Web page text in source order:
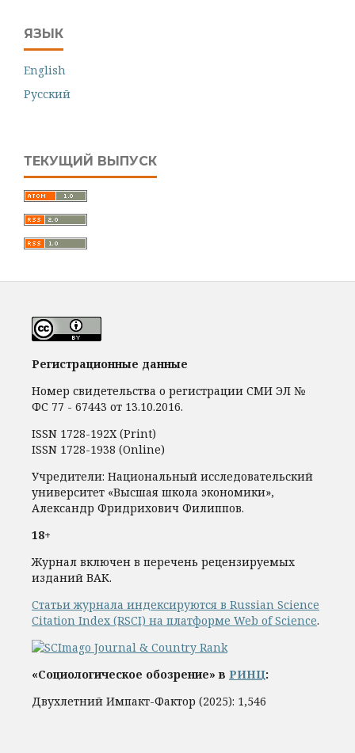
ЯЗЫК
English
Русский
ТЕКУЩИЙ ВЫПУСК
Регистрационные данные
Номер свидетельства о регистрации СМИ ЭЛ №
ФС 77 - 67443 от 13.10.2016.
ISSN 1728-192Х (Print)
ISSN 1728-1938 (Online)
Учредители: Национальный исследовательский
университет «Высшая школа экономики»,
Александр Фридрихович Филиппов.
18+
Журнал включен в перечень рецензируемых
изданий ВАК.
Статьи журнала индексируются в Russian Science
Citation Index (RSCI) на платформе Web of Science.
«Социологическое обозрение» в РИНЦ:
Двухлетний Импакт-Фактор (2025): 1,546